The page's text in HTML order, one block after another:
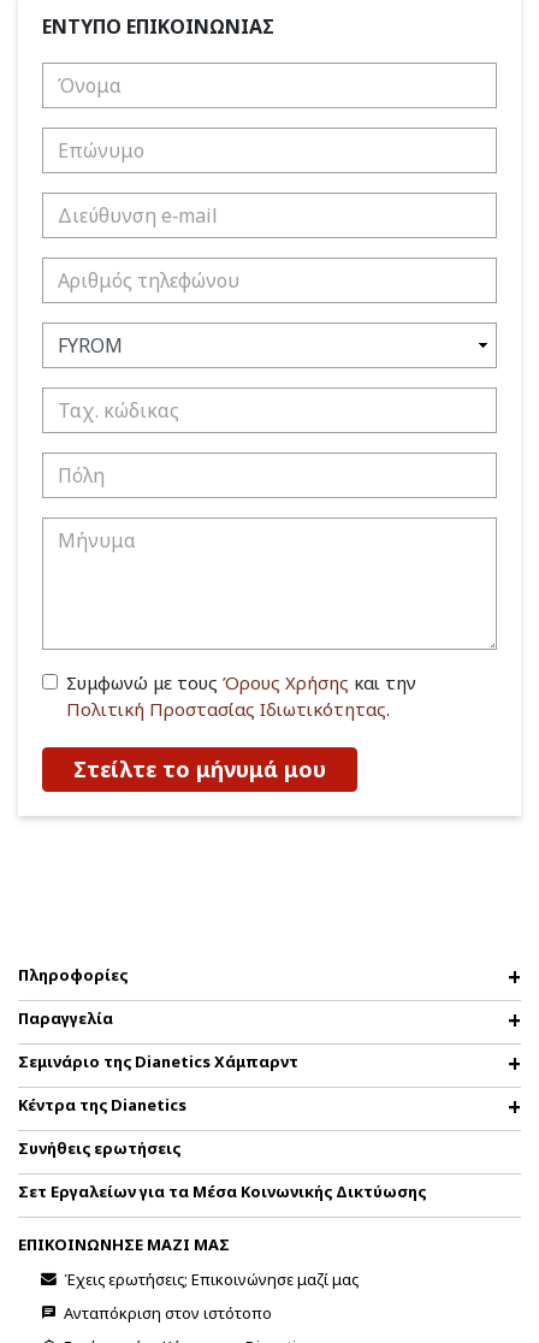
ΕΝΤΥΠΟ ΕΠΙΚΟΙΝΩΝΙΑΣ
Συμφωνώ με τους Όρους Χρήσης και την
Πολιτική Προστασίας Ιδιωτικότητας.
Στείλτε το μήνυμά μου
Πληροφορίες
Παραγγελία
Σεμινάριο της Dianetics Χάμπαρντ
Κέντρα της Dianetics
Συνήθεις ερωτήσεις
Σετ Εργαλείων για τα Μέσα Κοινωνικής Δικτύωσης
ΕΠΙΚΟΙΝΩΝΗΣΕ ΜΑΖΙ ΜΑΣ
Έχεις ερωτήσεις; Επικοινώνησε μαζί μας
Ανταπόκριση στον ιστότοπο